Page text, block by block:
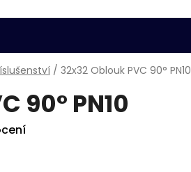
/ 32x32 Oblouk PVC 90° PN10
90° PN10